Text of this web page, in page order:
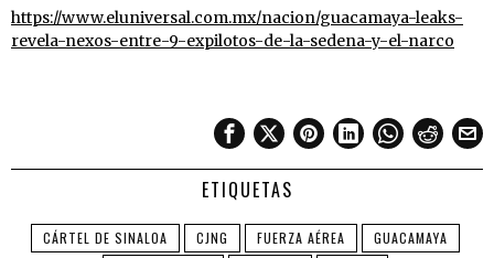
https://www.eluniversal.com.mx/nacion/guacamaya-leaks-
revela-nexos-entre-9-expilotos-de-la-sedena-y-el-narco
ETIQUETAS
CÁRTEL DE SINALOA CJNG FUERZA AÉREA
GUACAMAYA